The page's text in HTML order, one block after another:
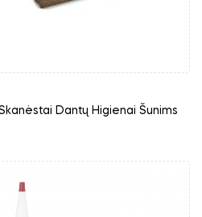
Dantų Higienai Šunims